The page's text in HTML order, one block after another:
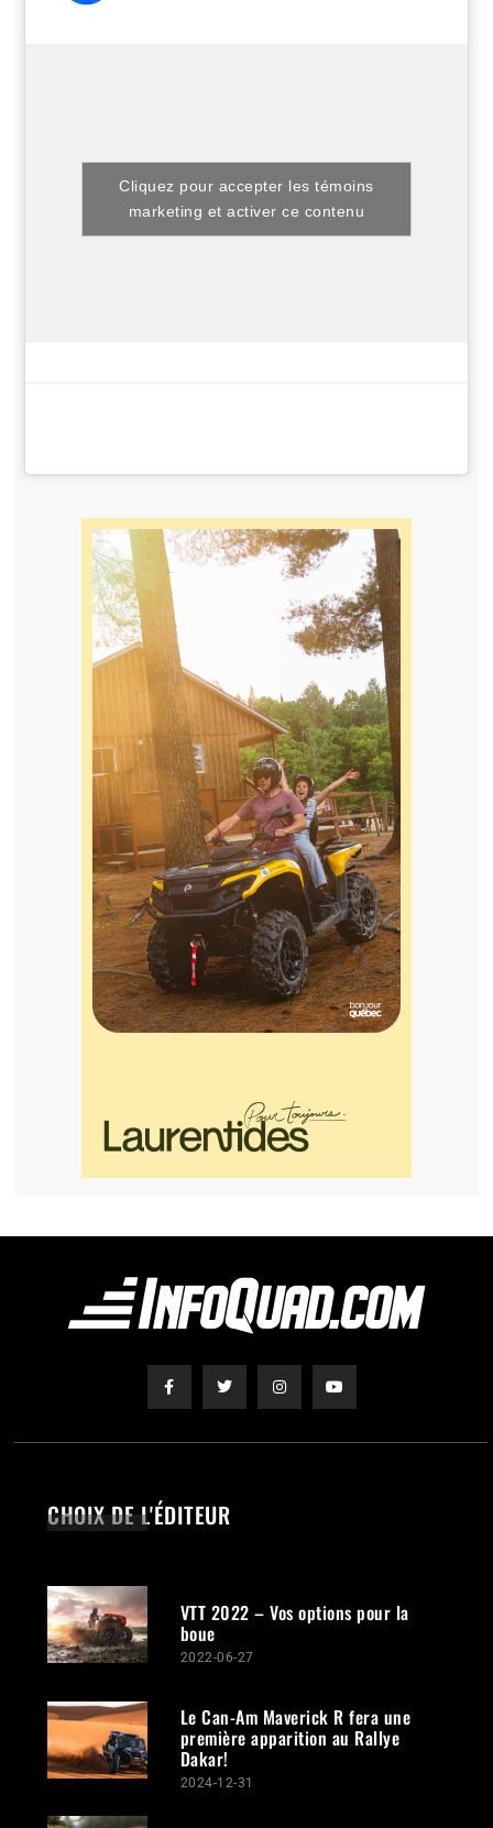
Cliquez pour accepter les témoins
marketing et activer ce contenu
CHOIX DE L'ÉDITEUR
VTT 2022 – Vos options pour la
boue
2022-06-27
Le Can-Am Maverick R fera une
première apparition au Rallye
Dakar!
2024-12-31